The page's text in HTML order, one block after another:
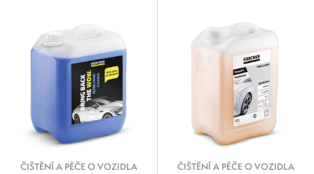
ČIŠTĚNÍ A PÉČE O VOZIDLA ČIŠTĚNÍ A PÉČE O VOZIDLA